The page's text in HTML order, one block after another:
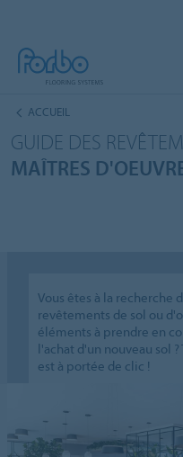
ACCUEIL
GUIDE DES
MAÎTRES
Vous êtes à la recherche
revêtements de sol ou
éléments à prendre en
l'achat d'un nouveau sol
est à portée de clic !